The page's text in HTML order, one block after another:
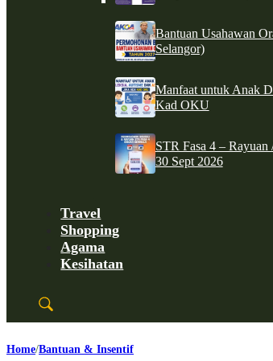
Bantuan Usahawan
Selangor)
Manfaat untuk Anak
Kad OKU
STR Fasa 4 –
30 Sept 2026
Travel
Shopping
Agama
Kesihatan
Home Bantuan & Insentif